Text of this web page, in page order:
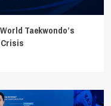
Taekwondo’s